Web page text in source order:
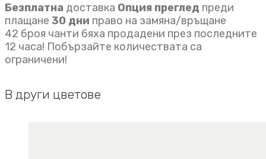
Безплатна доставка Опция преглед преди
плащане 30 дни право на замяна/връщане
42 броя чанти бяха продадени през последните
12 часа! Побързайте количествата са
ограничени!
В други цветове